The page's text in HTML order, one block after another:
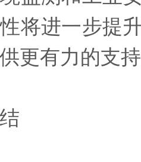
将进一步提
更有力的支